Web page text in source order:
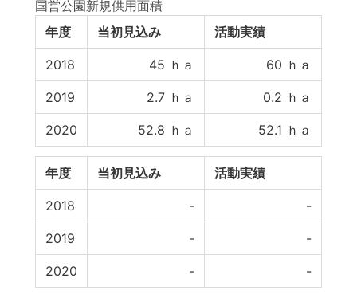
国営公園新規供用面積
年度
当初見込み 活動実績
2018 45 ｈａ 60 ｈａ
2019 2.7 ｈａ 0.2 ｈａ
2020 52.8 ｈａ 52.1 ｈａ
年度 当初見込み 活動実績
2018 - -
2019 - -
2020 - -